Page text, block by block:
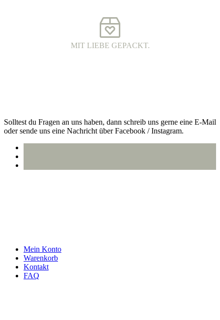
MIT LIEBE GEPACKT.
Solltest du Fragen an uns haben, dann schreib uns gerne eine E-Mail
oder sende uns eine Nachricht über Facebook / Instagram.
Mein Konto
Warenkorb
Kontakt
FAQ